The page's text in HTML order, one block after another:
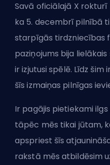
Savā oficiālajā X rokturī
ka 5. decembrī pilnībā
starpīgās tirdzniecības
paziņojums bija
ir izjutusi spēlē. Līdz
šīs izmaiņas pilnīgas
Ir pagājis pietiekami
tāpēc mēs tikai jūtam,
apspriest šīs
rakstā mēs atbildēsim